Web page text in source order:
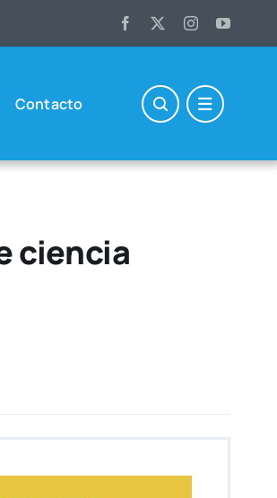
Con­tac­to
ciencia